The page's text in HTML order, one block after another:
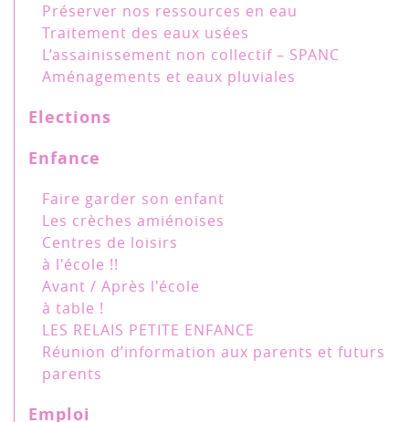
Préserver nos ressources en eau
Traitement des eaux usées
L’assainissement non collectif – SPANC
Aménagements et eaux pluviales
Elections
Enfance
Faire garder son enfant
Les crèches amiénoises
Centres de loisirs
à l'école !!
Avant / Après l'école
à table !
LES RELAIS PETITE ENFANCE
Réunion d’information aux parents et futurs
parents
Emploi